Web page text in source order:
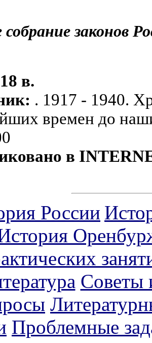
собрание законов
в.
. 1917 - 1940.
времен до
в
России
Советы
Проблемные